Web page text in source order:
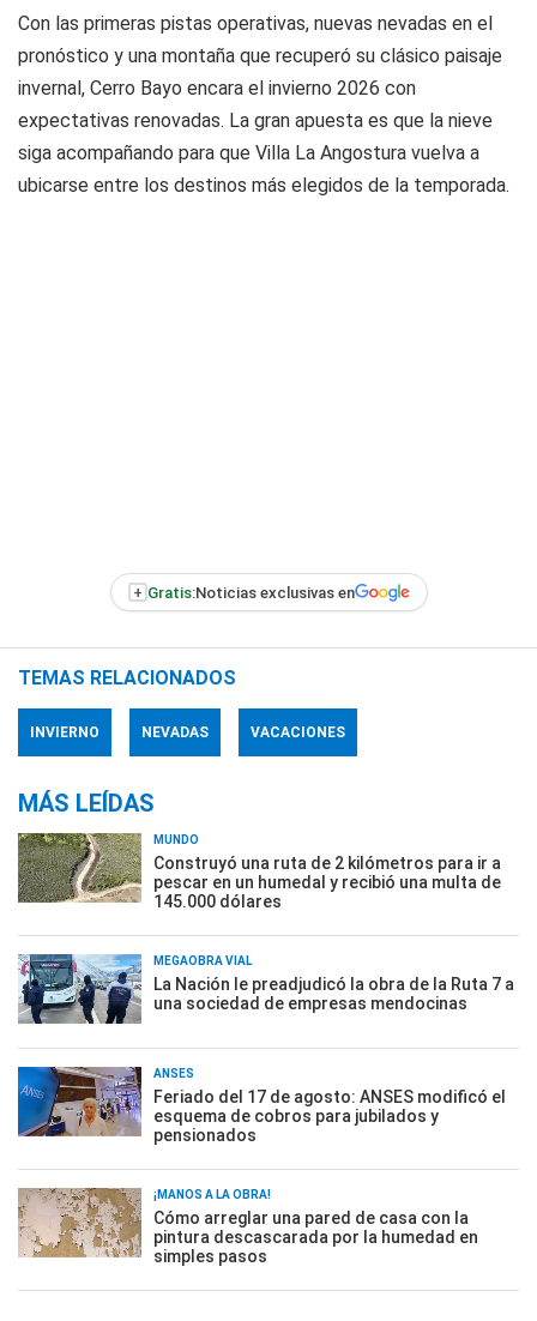
Con las primeras pistas operativas, nuevas nevadas en el
pronóstico y una montaña que recuperó su clásico paisaje
invernal, Cerro Bayo encara el invierno 2026 con
expectativas renovadas. La gran apuesta es que la nieve
siga acompañando para que Villa La Angostura vuelva a
ubicarse entre los destinos más elegidos de la temporada.
+ Gratis:Noticias exclusivas en
TEMAS RELACIONADOS
INVIERNO NEVADAS VACACIONES
MÁS LEÍDAS
MUNDO
Construyó una ruta de 2 kilómetros para ir a
pescar en un humedal y recibió una multa de
145.000 dólares
MEGAOBRA VIAL
La Nación le preadjudicó la obra de la Ruta 7 a
una sociedad de empresas mendocinas
ANSES
Feriado del 17 de agosto: ANSES modificó el
esquema de cobros para jubilados y
pensionados
¡MANOS A LA OBRA!
Cómo arreglar una pared de casa con la
pintura descascarada por la humedad en
simples pasos